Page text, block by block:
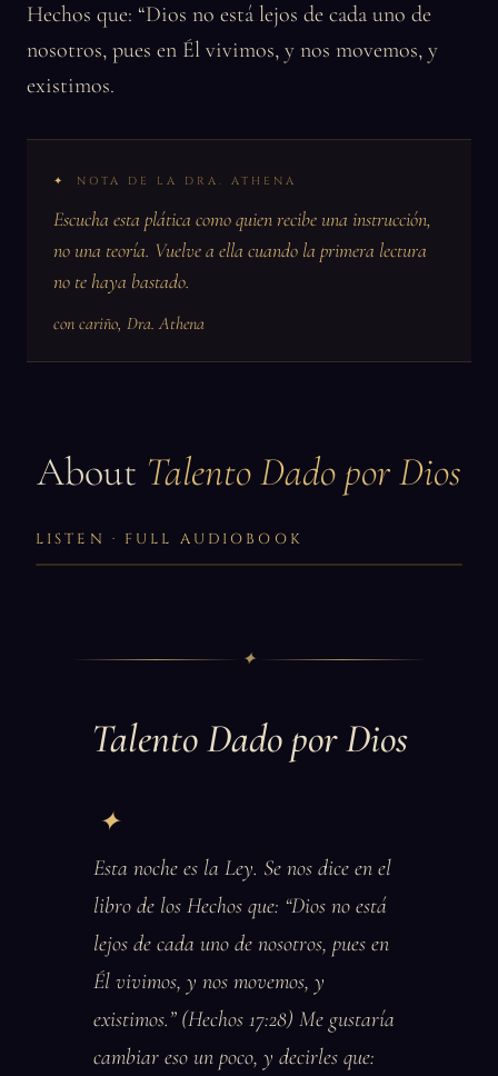
Hechos que: “Dios no está lejos de cada uno de
nosotros, pues en Él vivimos, y nos movemos, y
existimos.
NOTA DE LA DRA. ATHENA
Escucha esta plática como quien recibe una instrucción,
no una teoría. Vuelve a ella cuando la primera lectura
no te haya bastado.
con cariño, Dra. Athena
About Talento Dado por Dios
LISTEN · FULL AUDIOBOOK
✦
Talento Dado por Dios
Esta noche es la Ley. Se nos dice en el
libro de los Hechos que: “Dios no está
lejos de cada uno de nosotros, pues en
Él vivimos, y nos movemos, y
existimos.” (Hechos 17:28) Me gustaría
cambiar eso un poco, y decirles que: